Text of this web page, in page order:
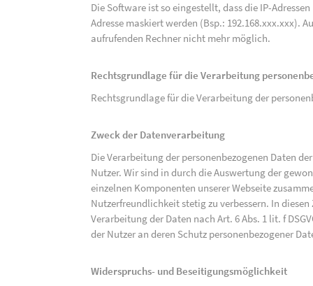
Die Software ist so eingestellt, dass die IP-
Adresse maskiert werden (Bsp.: 192.168.xxx.xxx).
aufrufenden Rechner nicht mehr möglich.
Rechtsgrundlage für die Verarbeitung
Rechtsgrundlage für die Verarbeitung der
Zweck der Datenverarbeitung
Die Verarbeitung der personenbezogenen Daten
Nutzer. Wir sind in durch die Auswertung der
einzelnen Komponenten unserer Webseite
Nutzerfreundlichkeit stetig zu verbessern. In
Verarbeitung der Daten nach Art. 6 Abs. 1 lit. f
der Nutzer an deren Schutz personenbezogener
Widerspruchs- und Beseitigungsmöglichkeit